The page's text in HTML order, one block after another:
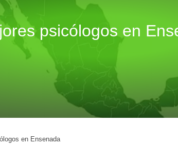
psicólogos en
en Ensenada